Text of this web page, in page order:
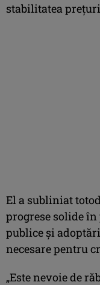
stabilitatea
El a subliniat
progrese solide
publice şi
necesare pentru
„Este nevoie de